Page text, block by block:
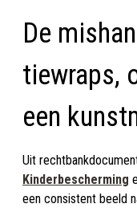
De
tiewraps,
een
Uit
Kinderbescherming
een consistent beeld